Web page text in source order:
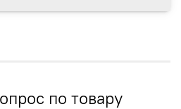
по товару